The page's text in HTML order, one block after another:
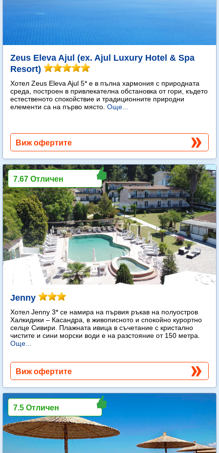
Zeus Eleva Ajul (ex. Ajul Luxury Hotel & Spa
Resort)
Хотел Zeus Eleva Ajul 5* е в пълна хармония с природната
среда, построен в привлекателна обстановка от гори, където
естественото спокойствие и традиционните природни
елементи са на първо място. Още...
Виж офертите
Jenny
Хотел Jenny 3* се намира на първия ръкав на полуостров
Халкидики – Касандра, в живописното и спокойно курортно
селце Сивири. Плажната ивица в съчетание с кристално
чистите и сини морски води е на разстояние от 150 метра.
Още...
7.67 Отличен
Виж офертите
7.5 Отличен